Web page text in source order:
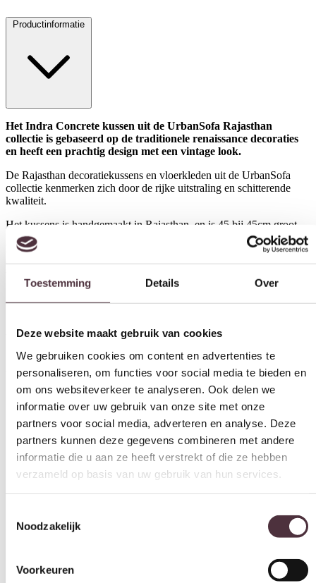
Toestemming
We gebruiken cookies om content en advertenties te
informatie over uw gebruik van onze site met onze
partners kunnen deze gegevens combineren met andere
informatie die u aan ze heeft verstrekt of die ze hebben
verzameld op basis van uw gebruik van hun services.
Toestemmingsselectie
Noodzakelijk
Voorkeuren
Productinformatie
Het Indra Concrete kussen uit de UrbanSofa Rajasthan
collectie is gebaseerd op de traditionele renaissance decoraties
en heeft een prachtig design met een vintage look.
De Rajasthan decoratiekussens en vloerkleden uit de UrbanSofa
collectie kenmerken zich door de rijke uitstraling en schitterende
kwaliteit.
Het kussens is handgemaakt in Rajasthan, en is 45 bij 45cm groot.
Het Pradesh Grey kussen is door slimme import nu leverbaar voor
de scherpste prijs van Nederland! Dit echte Rajasthan kussen is nu
vloerkleed draagt u bij aan het welzijn van kinderen in India.
In het Indra Concrete design is ook een schitterend vloerkleed te
verkrijgen van 160x240cm.
Gratis
thuis bezorgd boven de €100,-
2 jaar CBW
garantie op meubelen
Ruim
2500m2 showroom
Interessant voor jou